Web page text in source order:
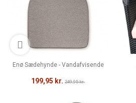
Enø Sædehynde - Vandafvisende
199,95 kr. 249,95 kr.